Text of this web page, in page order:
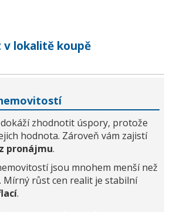
lokalitě koupě
zhodnotit úspory, protože
hodnota. Zároveň vám zajistí
pronájmu.
jsou mnohem menší než
Mírný růst cen realit je stabilní
.